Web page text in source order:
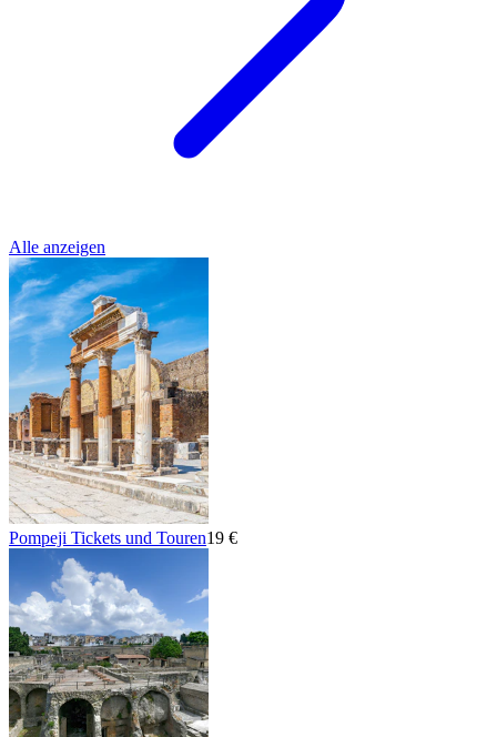
Alle anzeigen
Pompeji Tickets und Touren19 €